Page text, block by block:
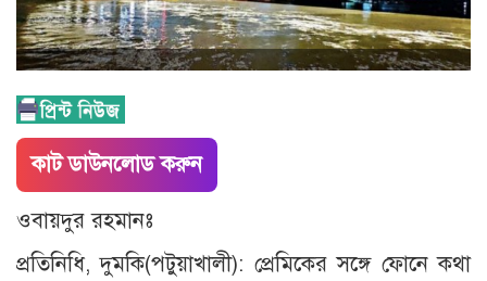
কাট ডাউনলোড করুন
ওবায়দুর রহমানঃ
প্রতিনিধি, দুমকি(পটুয়াখালী): প্রেমিকের সঙ্গে ফোনে কথা